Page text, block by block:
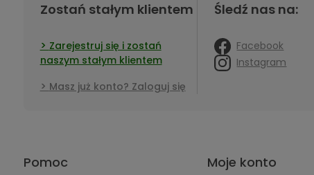
Zostań stałym klientem
Zarejestruj się i zostań
naszym stałym klientem
Masz już konto? Zaloguj się
Śledź nas na:
Facebook
Instagram
Pomoc Moje konto